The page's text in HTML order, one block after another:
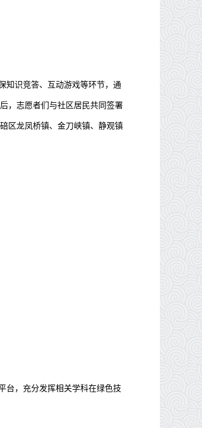
知识竞答、互动游戏等环节，通
，志愿者们与社区居民共同签署
区龙凤桥镇、金刀峡镇、静观镇
台，充分发挥相关学科在绿色技